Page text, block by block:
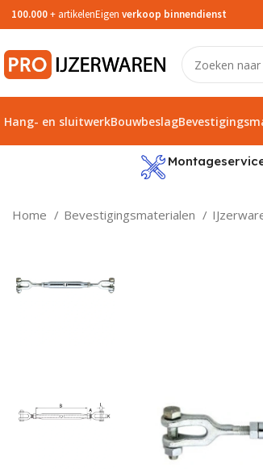
100.000+ artikelenEigen verkoop binnendienst
Hang- en sluitwerkBouwbeslag
Home Bevestigingsmaterialen